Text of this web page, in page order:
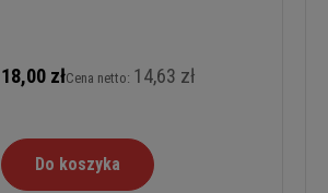
18,00 złCena netto: 14,63 zł
Do koszyka